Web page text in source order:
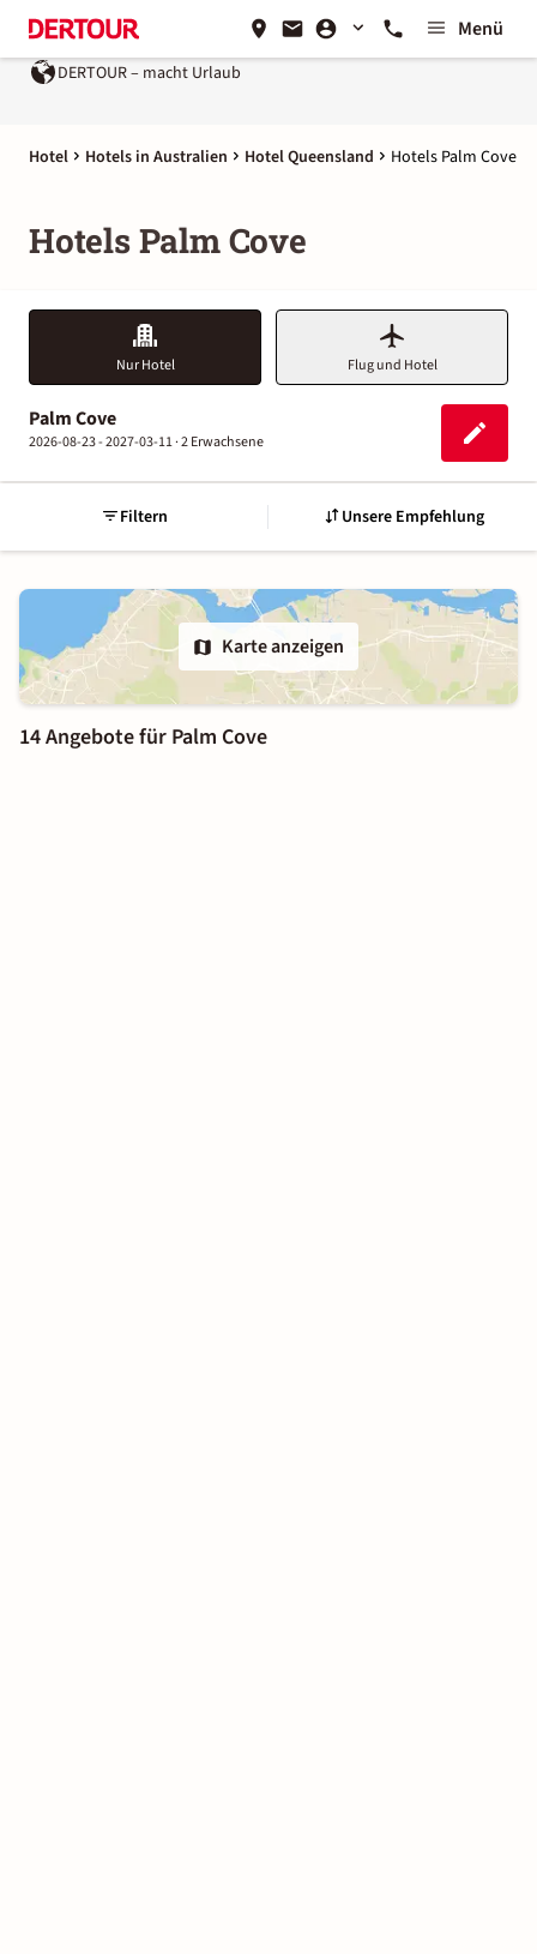
Menü
DERTOUR – macht Urlaub
Hotel Hotels in Australien Hotel Queensland Hotels Palm Cove
Hotels Palm Cove
Nur Hotel Flug und Hotel
Palm Cove
2026-08-23 - 2027-03-11 ·2 Erwachsene
Filtern Unsere Empfehlung
Karte anzeigen
14 Angebote für Palm Cove